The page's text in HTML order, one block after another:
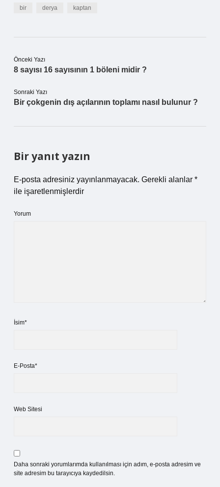
bir derya kaptan
Önceki Yazı
8 sayısı 16 sayısının 1 böleni midir ?
Sonraki Yazı
Bir çokgenin dış açılarının toplamı nasıl bulunur ?
Bir yanıt yazın
E-posta adresiniz yayınlanmayacak. Gerekli alanlar *
ile işaretlenmişlerdir
Yorum
İsim*
E-Posta*
Web Sitesi
Daha sonraki yorumlarımda kullanılması için adım, e-posta adresim ve
site adresim bu tarayıcıya kaydedilsin.